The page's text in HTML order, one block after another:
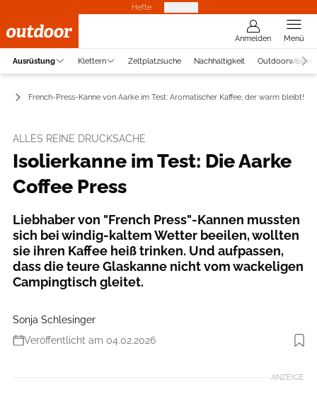
Hefte
Anmelden Menü
Ausrüstung Klettern Zeltplatzsuche Nachhaltigkeit Outdoorwissen
French-Press-Kanne von Aarke im Test: Aromatischer Kaffee, der warm bleibt!
ALLES REINE DRUCKSACHE
Isolierkanne im Test: Die Aarke
Coffee Press
Liebhaber von "French Press"-Kannen mussten
sich bei windig-kaltem Wetter beeilen, wollten
sie ihren Kaffee heiß trinken. Und aufpassen,
dass die teure Glaskanne nicht vom wackeligen
Campingtisch gleitet.
Sonja Schlesinger
Veröffentlicht am 04.02.2026
Foto: Aarke
ANZEIGE